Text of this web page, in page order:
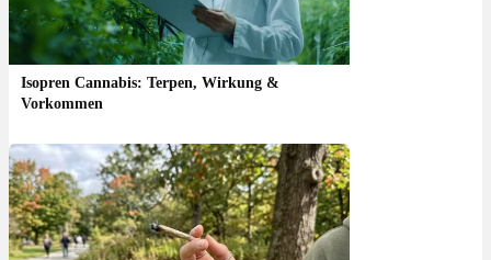
Isopren Cannabis: Terpen, Wirkung &
Vorkommen